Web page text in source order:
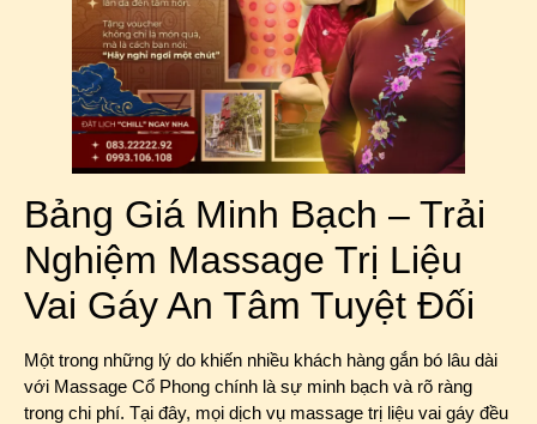
Bảng Giá Minh Bạch – Trải
Nghiệm Massage Trị Liệu
Vai Gáy An Tâm Tuyệt Đối
Một trong những lý do khiến nhiều khách hàng gắn bó lâu dài
với Massage Cổ Phong chính là sự minh bạch và rõ ràng
trong chi phí. Tại đây, mọi dịch vụ massage trị liệu vai gáy đều